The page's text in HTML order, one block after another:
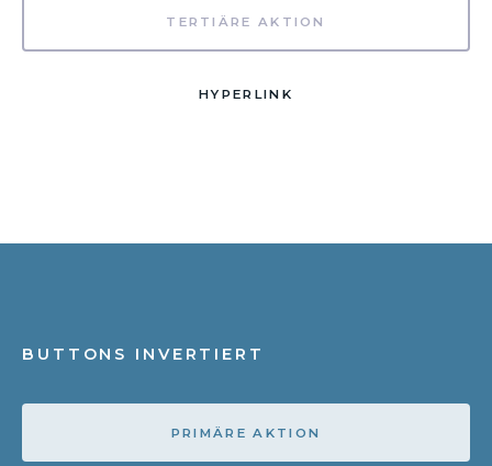
TERTIÄRE AKTION
HYPERLINK
BUTTONS INVERTIERT
PRIMÄRE AKTION